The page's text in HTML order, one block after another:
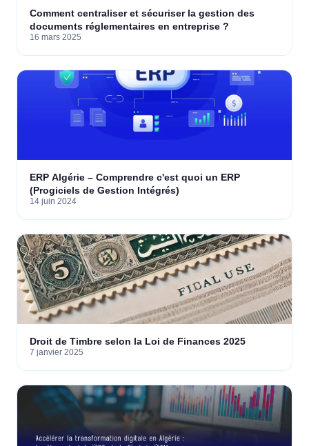
Comment centraliser et sécuriser la gestion des
documents réglementaires en entreprise ?
16 mars 2025
ERP Algérie – Comprendre c'est quoi un ERP
(Progiciels de Gestion Intégrés)
14 juin 2024
Droit de Timbre selon la Loi de Finances 2025
7 janvier 2025